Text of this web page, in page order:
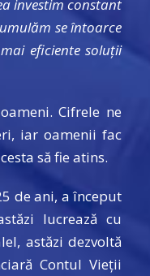
investim constant
se întoarce
eficiente soluții
Cifrele ne
iar oamenii fac
să fie atins.
de ani, a început
lucrează cu
astăzi dezvoltă
Contul Vieții